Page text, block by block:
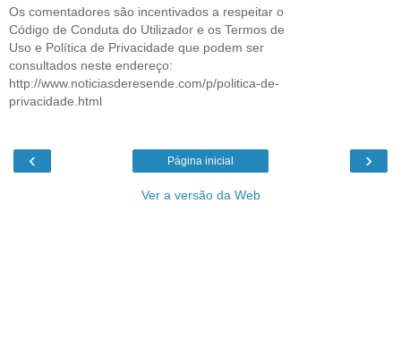
Os comentadores são incentivados a respeitar o
Código de Conduta do Utilizador e os Termos de
Uso e Política de Privacidade que podem ser
consultados neste endereço:
http://www.noticiasderesende.com/p/politica-de-
privacidade.html
‹ ›
Página inicial
Ver a versão da Web